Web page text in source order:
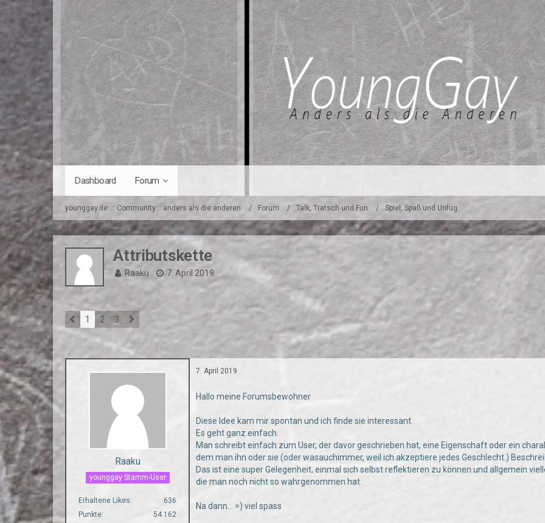
Dashboard Forum
younggay.de ::: Community :: anders als die anderen Forum Talk, Tratsch und Fun Spiel, Spaß und Unfug
Attributskette
Raaku 7. April 2019
1 2 3
Raaku
younggay Stamm-User
Erhaltene Likes
636
Punkte
54.162
7. April 2019
Hallo meine Forumsbewohner
Diese Idee kam mir spontan und ich finde sie interessant.
Es geht ganz einfach.
Man schreibt einfach zum User, der davor geschrieben hat, eine Eigenschaft oder ein
dem man ihn oder sie (oder wasauchimmer, weil ich akzeptiere jedes Geschlecht.)
Das ist eine super Gelegenheit, einmal sich selbst reflektieren zu können und allgemein
die man noch nicht so wahrgenommen hat.
Na dann... =) viel spass